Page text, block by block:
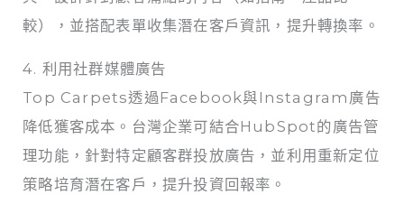
較），並搭配表單收集潛在客戶資訊，提升轉換率。
4. 利用社群媒體廣告
Top Carpets透過Facebook與Instagram廣告
降低獲客成本。台灣企業可結合HubSpot的廣告管
理功能，針對特定顧客群投放廣告，並利用重新定位
策略培育潛在客戶，提升投資回報率。